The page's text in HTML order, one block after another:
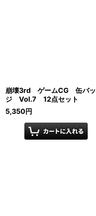
崩壊3rd ゲームCG 缶バッ
ジ Vol.7 12点セット
5,350円